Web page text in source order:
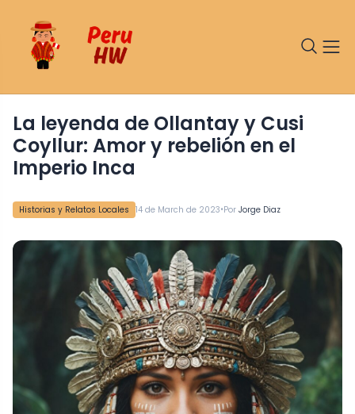
Historias y Relatos Locales 14 de March de 2023•Por Jorge Diaz
La leyenda de Ollantay y Cusi
Coyllur: Amor y rebelión en el
Imperio Inca